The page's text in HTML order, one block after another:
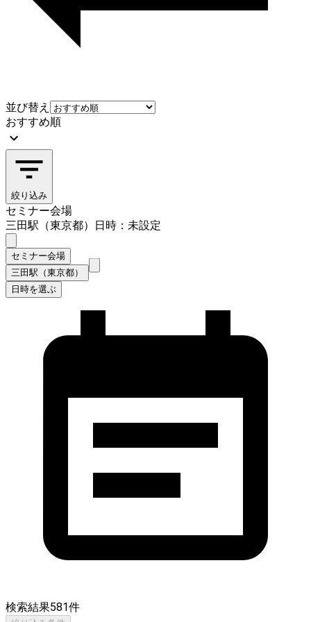
並び替え
おすすめ順
絞り込み
セミナー会場
三田駅（東京都）
日時：未設定
セミナー会場
三田駅（東京都）
日時を選ぶ
検索結果581件